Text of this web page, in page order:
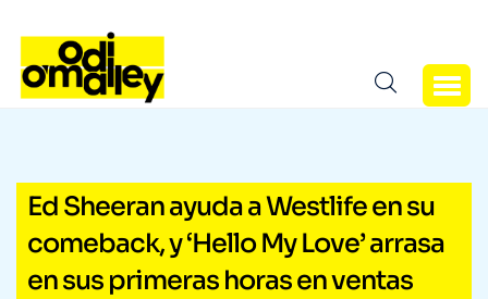
Ed Sheeran ayuda a Westlife en su
comeback, y ‘Hello My Love’ arrasa
en sus primeras horas en ventas